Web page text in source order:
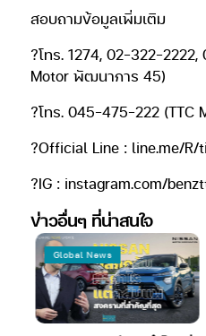
สอบถามข้อมูลเพิ่มเติม
?โทร. 1274, 02-322-
Motor พัฒนาการ 45)
?โทร. 045-475-222 (TTC
?Official Line : line.me/R/
?IG : instagram.com/
ข่าวอื่นๆ ที่น่าสนใจ
Global News